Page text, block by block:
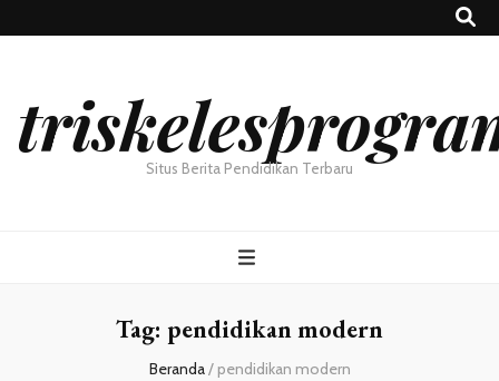
Situs Berita Pendidikan Terbaru
Tag: pendidikan modern
Beranda/ pendidikan modern